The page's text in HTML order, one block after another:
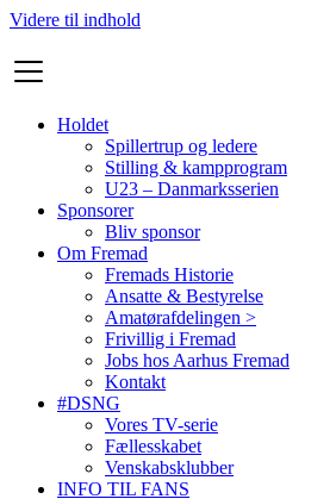
Videre til indhold
Holdet
Spillertrup og ledere
Stilling & kampprogram
U23 – Danmarksserien
Sponsorer
Bliv sponsor
Om Fremad
Fremads Historie
Ansatte & Bestyrelse
Amatørafdelingen >
Frivillig i Fremad
Jobs hos Aarhus Fremad
Kontakt
#DSNG
Vores TV-serie
Fællesskabet
Venskabsklubber
INFO TIL FANS